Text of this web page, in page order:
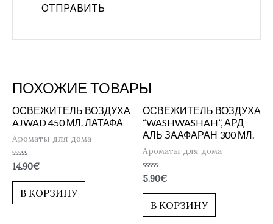
ПОХОЖИЕ ТОВАРЫ
ОСВЕЖИТЕЛЬ ВОЗДУХА
AJWAD 450 МЛ. ЛАТАФА
Ароматы для дома
Оценка
из
14.90€
В КОРЗИНУ
ОСВЕЖИТЕЛЬ ВОЗДУХА
“WASHWASHAH”, АРД
АЛЬ ЗААФАРАН 300 МЛ.
Ароматы для дома
Оценка
из
5.90€
В КОРЗИНУ